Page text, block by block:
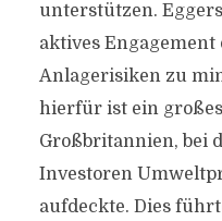
unterstützen.
aktives Engagement
Anlagerisiken zu
hierfür ist ein
Großbritannien, bei
Investoren
aufdeckte. Dies